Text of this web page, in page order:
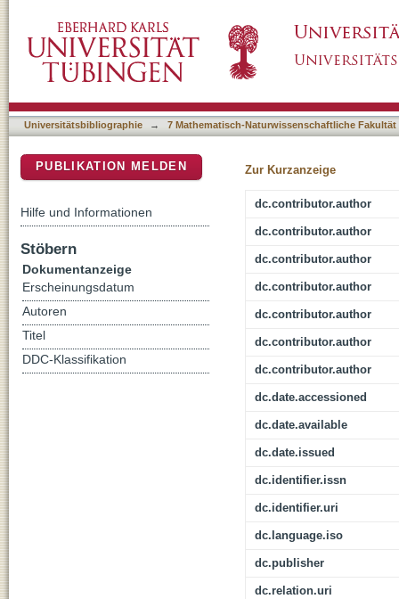
Third Gravitational-wave Observing Runs
Universitätsbibliographie → 7 Mathematisch-Naturwissenschaftliche Fakultät
Zur Kurzanzeige
dc.contributor.author
dc.contributor.author
dc.contributor.author
dc.contributor.author
dc.contributor.author
dc.contributor.author
dc.contributor.author
dc.date.accessioned
dc.date.available
dc.date.issued
dc.identifier.issn
dc.identifier.uri
dc.language.iso
dc.publisher
dc.relation.uri
PUBLIKATION MELDEN
Hilfe und Informationen
Stöbern
Dokumentanzeige
Erscheinungsdatum
Autoren
Titel
DDC-Klassifikation